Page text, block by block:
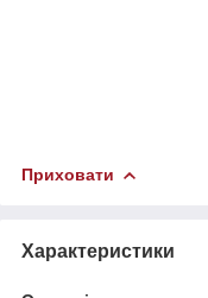
Приховати
Характеристики